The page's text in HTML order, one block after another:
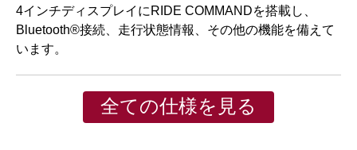
4インチディスプレイにRIDE COMMANDを搭載し、
Bluetooth®接続、走行状態情報、その他の機能を備えて
います。
全ての仕様を見る